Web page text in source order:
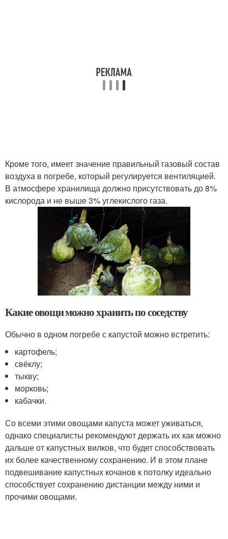
Кроме того, имеет значение правильный газовый состав
воздуха в погребе, который регулируется вентиляцией.
В атмосфере хранилища должно присутствовать до 8%
кислорода и не выше 3% углекислого газа.
Какие овощи можно хранить по соседству
Обычно в одном погребе с капустой можно встретить:
картофель;
свёклу;
тыкву;
морковь;
кабачки.
Со всеми этими овощами капуста может уживаться,
однако специалисты рекомендуют держать их как можно
дальше от капустных вилков, что будет способствовать
их более качественному сохранению. И в этом плане
подвешивание капустных кочанов к потолку идеально
способствует сохранению дистанции между ними и
прочими овощами.